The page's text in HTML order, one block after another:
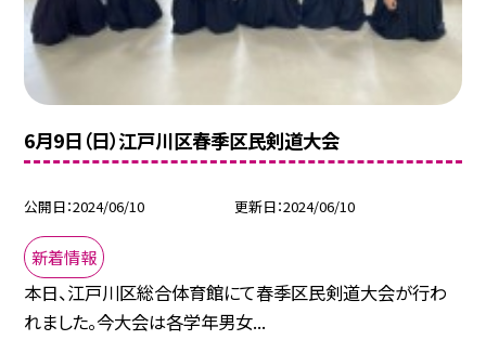
6月9日（日）江戸川区春季区民剣道大会
公開日 2024/06/10 更新日 2024/06/10
新着情報
本日、江戸川区総合体育館にて春季区民剣道大会が行わ
れました。 今大会は各学年男女...